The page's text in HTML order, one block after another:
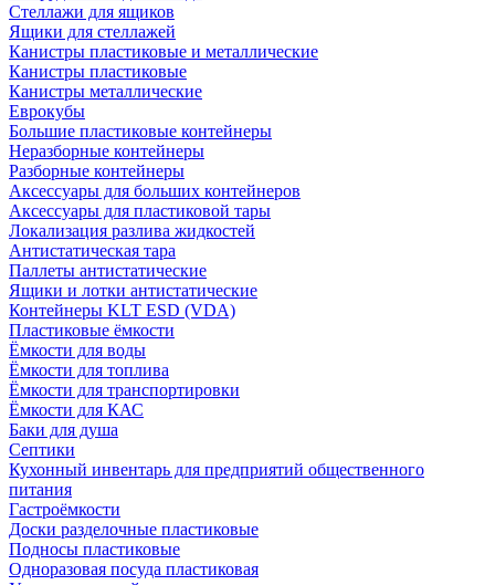
Стеллажи для ящиков
Ящики для стеллажей
Канистры пластиковые и металлические
Канистры пластиковые
Канистры металлические
Еврокубы
Большие пластиковые контейнеры
Неразборные контейнеры
Разборные контейнеры
Аксессуары для больших контейнеров
Аксессуары для пластиковой тары
Локализация разлива жидкостей
Антистатическая тара
Паллеты антистатические
Ящики и лотки антистатические
Контейнеры KLT ESD (VDA)
Пластиковые ёмкости
Ёмкости для воды
Ёмкости для топлива
Ёмкости для транспортировки
Ёмкости для КАС
Баки для душа
Септики
Кухонный инвентарь для предприятий общественного
питания
Гастроёмкости
Доски разделочные пластиковые
Подносы пластиковые
Одноразовая посуда пластиковая